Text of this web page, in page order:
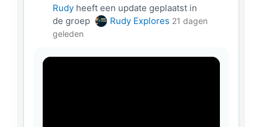
Rudy heeft een update geplaatst in
de groep
Rudy Explores 21 dagen
geleden